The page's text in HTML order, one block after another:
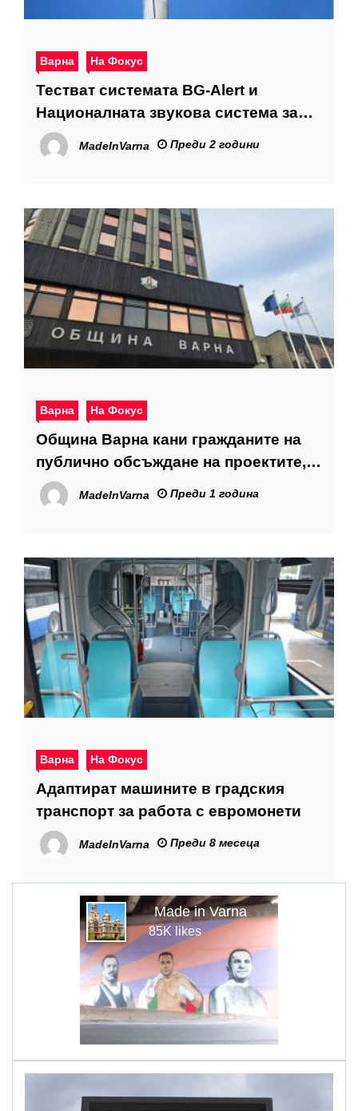
Варна На Фокус
Тестват системата BG-Alert и
Националната звукова система за
ранно предупреждение
MadeInVarna Преди 2 години
Варна На Фокус
Община Варна кани гражданите на
публично обсъждане на проектите,
по които има намерение да поеме
дългосрочен дълг
MadeInVarna Преди 1 година
Варна На Фокус
Адаптират машините в градския
транспорт за работа с евромонети
MadeInVarna Преди 8 месеца
Made in Varna
85K likes